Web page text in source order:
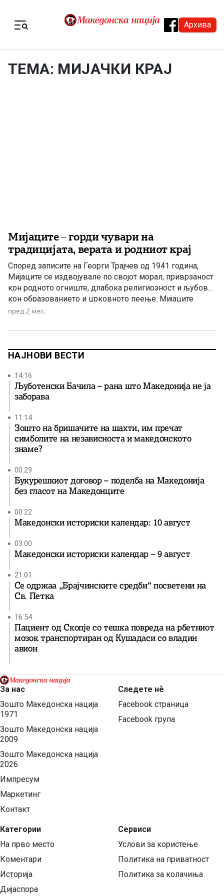
Архива
ТЕМА: МИЈАЧКИ КРАЈ
Мијаците – горди чувари на
традицијата, верата и родниот крај
Според записите на Георги Трајчев од 1941 година,
Мијаците се издвојувале по својот морал, приврзаност
кон родното огниште, длабока религиозност и љубов
кон образованието и црковното пеење. Мијаците
претставуваат една од најпознатите и најсамобитни
традиција, архитектура, занаетчиство и духовен живот
народно наследство. […]
пред 2 мес.
НАЈНОВИ ВЕСТИ
14:16
Љуботенски Бачила – рана што Македонија не ја
заборава
11:14
Зошто на бришачите на шахти, им пречат
симболите на независноста и македонското
знаме?
00:29
Букурешкиот договор – поделба на Македонија
без гласот на Македонците
00:22
Македонски историски календар: 10 август
03:00
Македонски историски календар – 9 август
21:01
Се одржаа „Брајчинските средби“ посветени на
Св. Петка
16:54
Пациент од Скопје со тешка повреда на рбетниот
мозок транспортиран од Кушадаси со владин
авион
За нас
Зошто Македонска нација
1971
Зошто Македонска нација
2009
Зошто Македонска нација
2026
Импресум
Маркетинг
Контакт
Категории
На прво место
Коментари
Историја
Дијаспора
Следете нѐ
Facebook страница
Facebook група
Сервиси
Услови за користење
Политика на приватност
Политика за колачиња